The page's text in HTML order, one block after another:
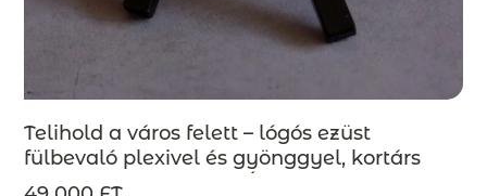
Telihold a város felett – lógós ezüst
fülbevaló plexivel és gyönggyel, kortárs
ékszer – MEGRENDELÉSRE